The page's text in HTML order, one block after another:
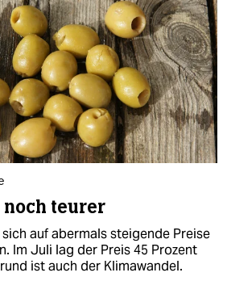
teurer
auf abermals steigende Preise
Im Juli lag der Preis 45 Prozent
ist auch der Klimawandel.